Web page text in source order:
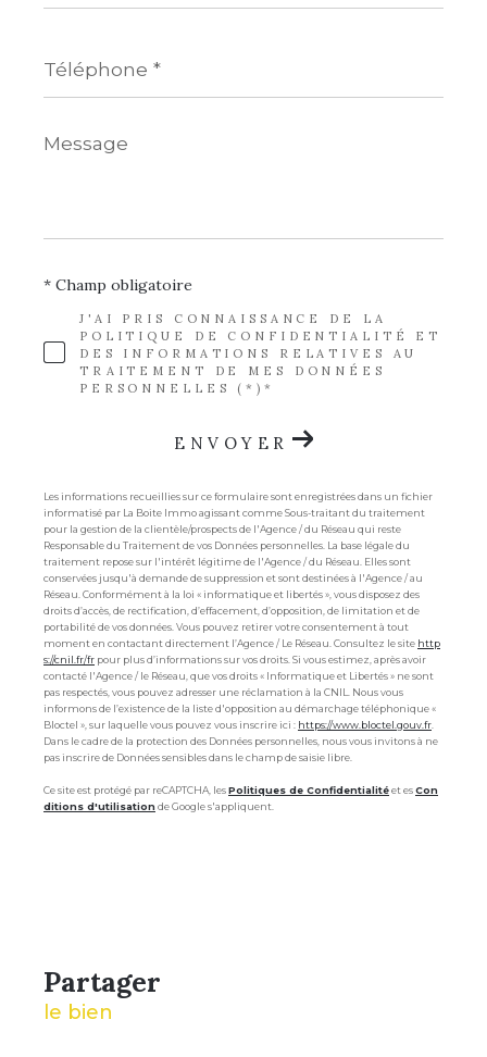
*
Message
*
J'AI PRIS CONNAISSANCE DE LA
POLITIQUE DE CONFIDENTIALITÉ ET
DES INFORMATIONS RELATIVES AU
TRAITEMENT DE MES DONNÉES
PERSONNELLES (*)*
* Champ obligatoire
ENVOYER
Les informations recueillies sur ce formulaire sont enregistrées dans un fichier
informatisé par La Boite Immo agissant comme Sous-traitant du traitement
pour la gestion de la clientèle/prospects de l'Agence / du Réseau qui reste
Responsable du Traitement de vos Données personnelles. La base légale du
traitement repose sur l'intérêt légitime de l'Agence / du Réseau. Elles sont
conservées jusqu'à demande de suppression et sont destinées à l'Agence / au
Réseau. Conformément à la loi « informatique et libertés », vous disposez des
droits d’accès, de rectification, d’effacement, d’opposition, de limitation et de
portabilité de vos données. Vous pouvez retirer votre consentement à tout
moment en contactant directement l’Agence / Le Réseau. Consultez le site http
s://cnil.fr/fr pour plus d’informations sur vos droits. Si vous estimez, après avoir
contacté l'Agence / le Réseau, que vos droits « Informatique et Libertés » ne sont
pas respectés, vous pouvez adresser une réclamation à la CNIL. Nous vous
informons de l’existence de la liste d'opposition au démarchage téléphonique «
Bloctel », sur laquelle vous pouvez vous inscrire ici : https://www.bloctel.gouv.fr
Dans le cadre de la protection des Données personnelles, nous vous invitons à ne
pas inscrire de Données sensibles dans le champ de saisie libre.
Ce site est protégé par reCAPTCHA, lesPolitiques de Confidentialitéet esCon
ditions d'utilisationde Google s'appliquent.
partager
le bien